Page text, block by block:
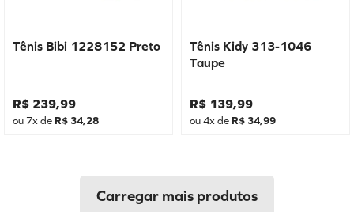
Tênis Bibi 1228152 Preto
R$ 239,99
ou 7x de R$ 34,28
Tênis Kidy 313-1046
Taupe
R$ 139,99
ou4x de R$ 34,99